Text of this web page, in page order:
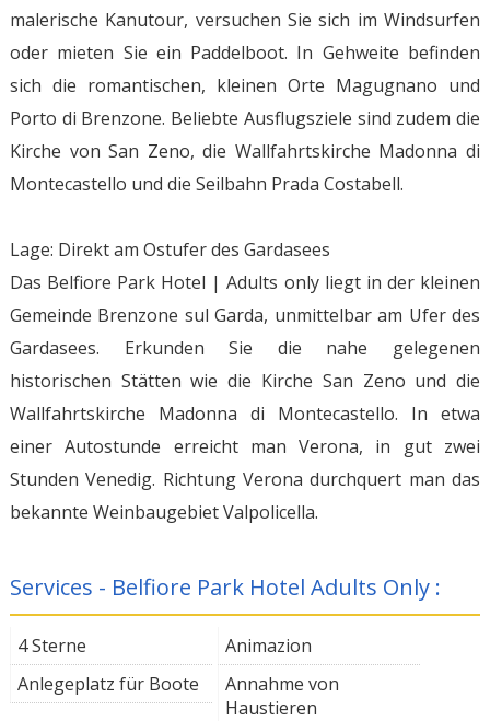
malerische Kanutour, versuchen Sie sich im Windsurfen
oder mieten Sie ein Paddelboot. In Gehweite befinden
sich die romantischen, kleinen Orte Magugnano und
Porto di Brenzone. Beliebte Ausflugsziele sind zudem die
Kirche von San Zeno, die Wallfahrtskirche Madonna di
Montecastello und die Seilbahn Prada Costabell.
Lage: Direkt am Ostufer des Gardasees
Das Belfiore Park Hotel | Adults only liegt in der kleinen
Gemeinde Brenzone sul Garda, unmittelbar am Ufer des
Gardasees. Erkunden Sie die nahe gelegenen
historischen Stätten wie die Kirche San Zeno und die
Wallfahrtskirche Madonna di Montecastello. In etwa
einer Autostunde erreicht man Verona, in gut zwei
Stunden Venedig. Richtung Verona durchquert man das
bekannte Weinbaugebiet Valpolicella.
Services - Belfiore Park Hotel Adults Only :
4 Sterne
Animazion
Anlegeplatz für Boote
Annahme von
Haustieren